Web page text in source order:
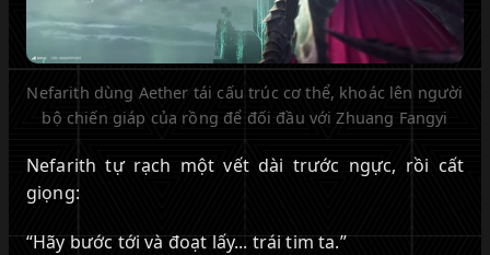
Nefarith dùng Aether tái cấu trúc cơ thể, khoác lên người
bộ chiến giáp của rồng để đối đầu với Zhuang Fangyi
Nefarith tự rạch một vết dài trước ngực, rồi cất
giọng:
“Hãy bước tới và đoạt lấy... trái tim ta.”